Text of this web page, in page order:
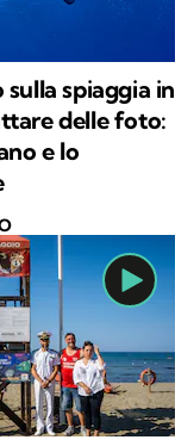
spiaggia in
delle foto:
e lo